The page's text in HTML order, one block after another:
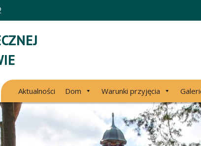
Aktualności Dom Warunki przyjęcia